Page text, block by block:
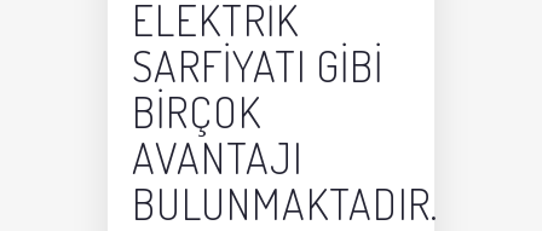
ELEKTRIK
SARFIYATI GIBI
BIRÇOK
AVANTAJI
BULUNMAKTADIR.